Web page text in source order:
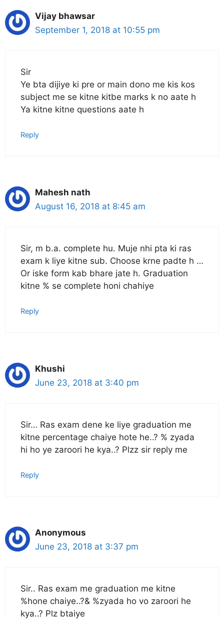
Vijay bhawsar
September 1, 2018 at 10:55 pm
Sir
Ye bta dijiye ki pre or main dono me kis kos
subject me se kitne kitbe marks k no aate h
Ya kitne kitne questions aate h
Reply
Mahesh nath
August 16, 2018 at 8:45 am
Sir, m b.a. complete hu. Muje nhi pta ki ras
exam k liye kitne sub. Choose krne padte h …
Or iske form kab bhare jate h. Graduation
kitne % se complete honi chahiye
Reply
Khushi
June 23, 2018 at 3:40 pm
Sir… Ras exam dene ke liye graduation me
kitne percentage chaiye hote he..? % zyada
hi ho ye zaroori he kya..? Plzz sir reply me
Reply
Anonymous
June 23, 2018 at 3:37 pm
Sir.. Ras exam me graduation me kitne
%hone chaiye..?& %zyada ho vo zaroori he
kya..? Plz btaiye